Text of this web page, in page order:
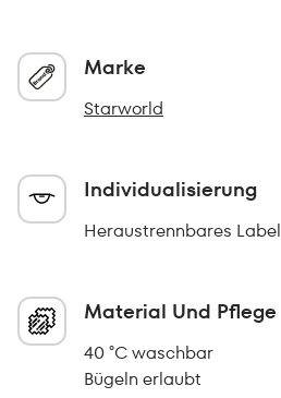
Marke
Starworld
Individualisierung
Heraustrennbares Label
Material Und Pflege
40 °C waschbar
Bügeln erlaubt